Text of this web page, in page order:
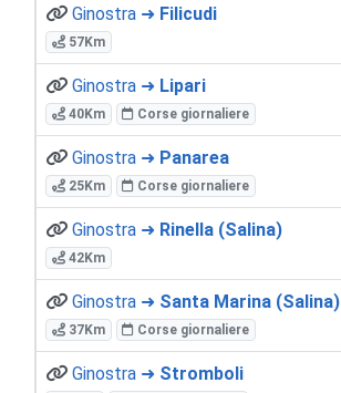
Ginostra ➜ Filicudi
57Km
Ginostra ➜ Lipari
40Km Corse giornaliere
Ginostra ➜ Panarea
25Km Corse giornaliere
Ginostra ➜ Rinella (Salina)
42Km
Ginostra ➜ Santa Marina (Salina)
37Km Corse giornaliere
Ginostra ➜ Stromboli